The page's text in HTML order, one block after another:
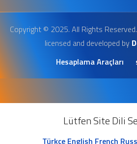
Copyright © 2025. All Rights
licensed and developed by
Hesaplama Araçları
Lütfen Site Dili
Türkçe English French